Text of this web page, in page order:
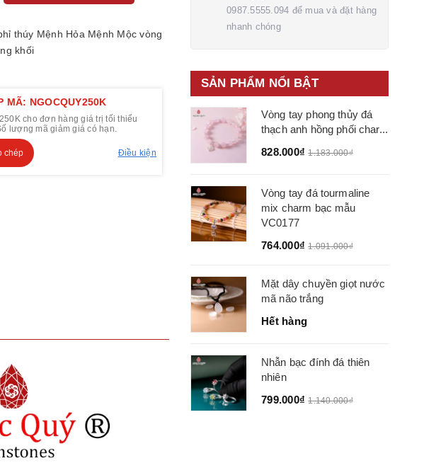
thúy Mệnh Hỏa Mệnh Mộc vòng
khối
MÃ: NGOCQUY250K
cho đơn hàng giá trị tối thiểu
lượng mã giảm giá có hạn.
chép Điều kiện
0987.5555.094 để mua và đặt hàng
nhanh chóng
SẢN PHẨM NỔI BẬT
Vòng tay phong thủy đá
thạch anh hồng phối char...
828.000₫ 1.183.000₫
Vòng tay đá tourmaline
mix charm bạc mẫu
VC0177
764.000₫ 1.091.000₫
Mặt dây chuyền giọt nước
mã não trắng
Hết hàng
Nhẫn bạc đính đá thiên
nhiên
799.000₫ 1.140.000₫